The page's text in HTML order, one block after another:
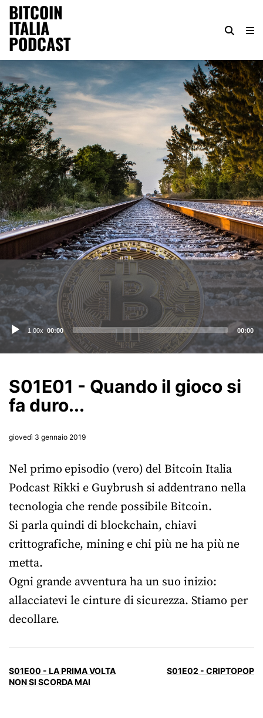
BITCOIN
ITALIA
PODCAST
Audio
Player
1.00x 00:00 00:00
S01E01 - Quando il gioco si
fa duro...
giovedì 3 gennaio 2019
Nel primo episodio (vero) del Bitcoin Italia
Podcast Rikki e Guybrush si addentrano nella
tecnologia che rende possibile Bitcoin.
Si parla quindi di blockchain, chiavi
crittografiche, mining e chi più ne ha più ne
metta.
Ogni grande avventura ha un suo inizio:
allacciatevi le cinture di sicurezza. Stiamo per
decollare.
S01E00 - LA PRIMA VOLTA
NON SI SCORDA MAI
S01E02 - CRIPTOPOP